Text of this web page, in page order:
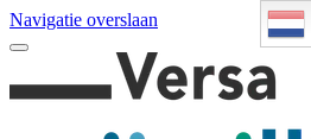
Navigatie overslaan